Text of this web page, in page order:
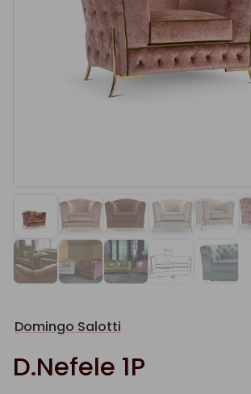
Domingo Salotti
D.Nefele 1P